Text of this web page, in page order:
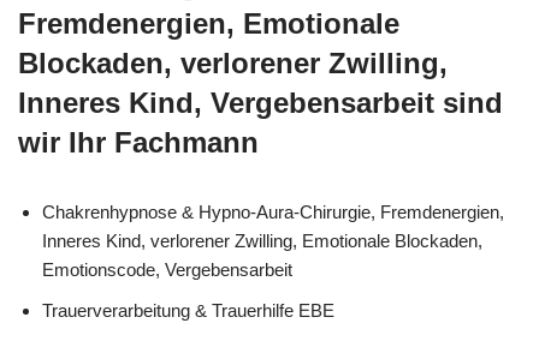
Fremdenergien, Emotionale
Blockaden, verlorener Zwilling,
Inneres Kind, Vergebensarbeit sind
wir Ihr Fachmann
Chakrenhypnose & Hypno-Aura-Chirurgie, Fremdenergien,
Inneres Kind, verlorener Zwilling, Emotionale Blockaden,
Emotionscode, Vergebensarbeit
Trauerverarbeitung & Trauerhilfe EBE